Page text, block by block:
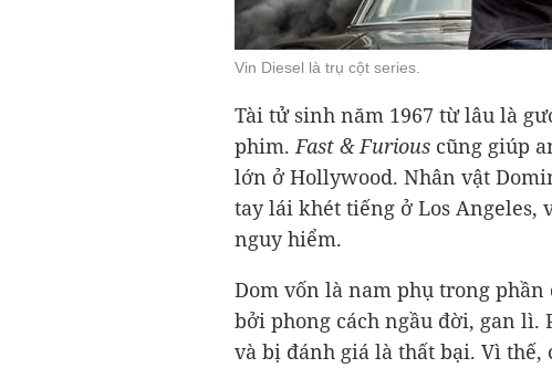
Vin Diesel là trụ cột series.
Tài tử sinh năm 1967 từ lâu là
phim.Fast & Furious cũng giúp
lớn ở Hollywood. Nhân vật
tay lái khét tiếng ở Los Angeles,
nguy hiểm.
Dom vốn là nam phụ trong
bởi phong cách ngầu đời, gan lì.
và bị đánh giá là thất bại. Vì thế,